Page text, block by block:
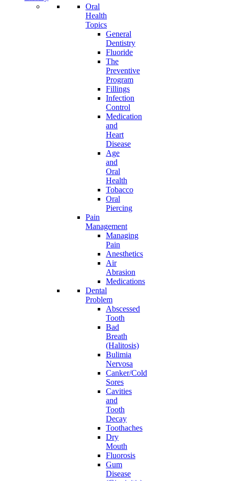
Oral
Health
Topics
General
Dentistry
Fluoride
The
Preventive
Program
Fillings
Infection
Control
Medication
and
Heart
Disease
Age
and
Oral
Health
Tobacco
Oral
Piercing
Pain
Management
Managing
Pain
Anesthetics
Air
Abrasion
Medications
Dental
Problem
Abscessed
Tooth
Bad
Breath
(Halitosis)
Bulimia
Nervosa
Canker/Cold
Sores
Cavities
and
Tooth
Decay
Toothaches
Dry
Mouth
Fluorosis
Gum
Disease